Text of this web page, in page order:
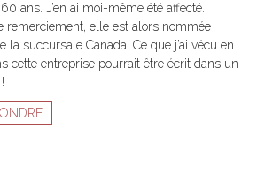
ans. J’en ai moi-même été affecté.
remerciement, elle est alors nommée
la succursale Canada. Ce que j’ai vécu en
cette entreprise pourrait être écrit dans un